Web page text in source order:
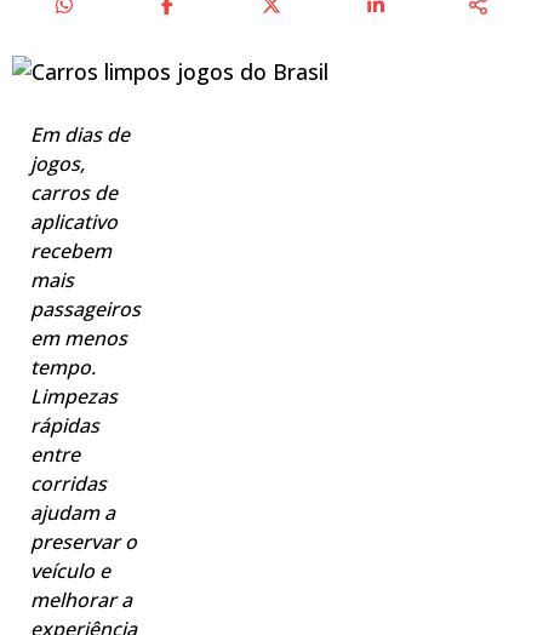
Em dias de
jogos,
carros de
aplicativo
recebem
mais
passageiros
em menos
tempo.
Limpezas
rápidas
entre
corridas
ajudam a
preservar o
veículo e
melhorar a
experiência